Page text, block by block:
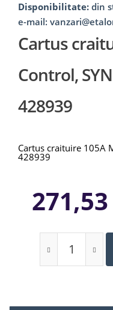
Disponibilitate: din
e-mail:
Cartus
Control,
428939
Cartus craituire 105A
428939